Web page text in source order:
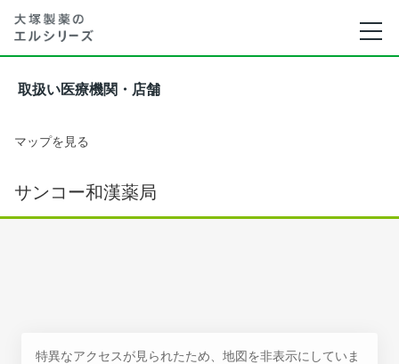
取扱い医療機関・店舗
マップを見る
サンコー和漢薬局
特異なアクセスが見られたため、地図を非表示にしていま